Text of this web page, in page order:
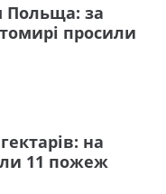
Польща: за
просили
на
11 пожеж